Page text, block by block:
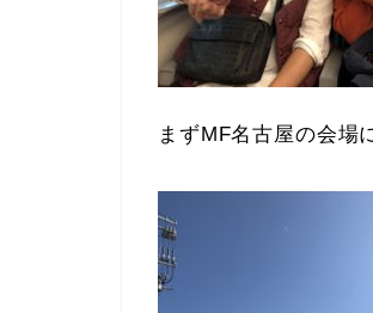
まずMF名古屋の会場